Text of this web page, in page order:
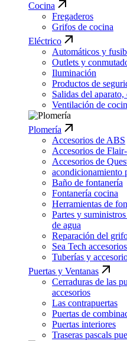
Cocina
Fregaderos
Grifos de cocina
Eléctrico
Automáticos y
Outlets y
Iluminación
Productos de
Salidas del
Ventilación de
Plomería
Accesorios de ABS
Accesorios de
Accesorios de
acondicionamiento
Baño de fontanería
Fontanería cocina
Herramientas de
Partes y
de agua
Reparación del
Sea Tech
Tuberías y
Puertas y Ventanas
Cerraduras de las
accesorios
Las contrapuertas
Puertas de
Puertas interiores
Traseras pascals